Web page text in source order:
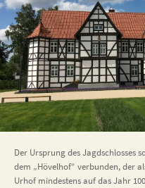
Der Ursprung des Jagdschlosses
dem „Hövelhof“ verbunden, der
Urhof mindestens auf das Jahr